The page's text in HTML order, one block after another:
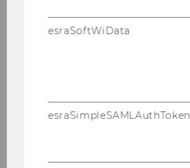
Adel Aazami
esraSoftWiData
esraSimpleSAMLAuthToken